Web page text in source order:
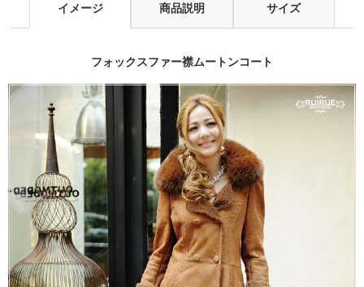
イメージ 商品説明 サイズ
フォックスファー襟ムートンコート